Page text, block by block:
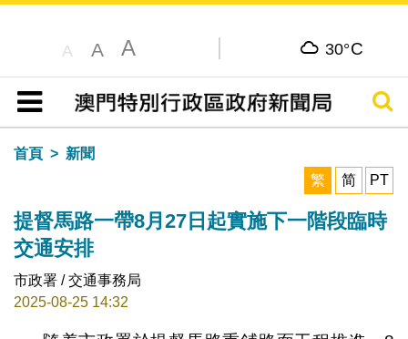
A A A 30°C
目錄
搜尋
首頁
新聞
繁
简 PT
提督馬路一帶8月27日起實施下一階段臨時
交通安排
市政署 / 交通事務局
2025-08-25 14:32